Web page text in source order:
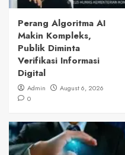
Perang Algoritma AI
Makin Kompleks,
Publik Diminta
Verifikasi Informasi
Digital
Admin
August 6, 2026
0